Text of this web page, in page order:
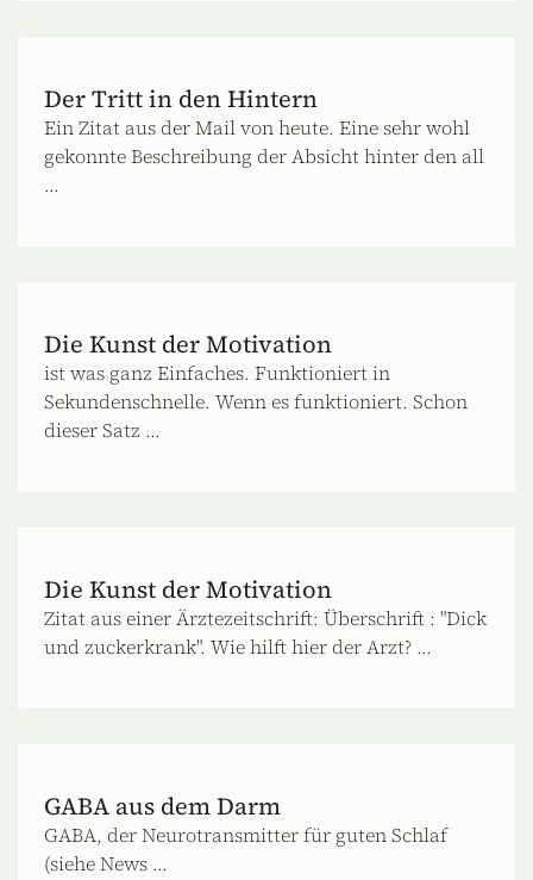
Der Tritt in den Hintern
Ein Zitat aus der Mail von heute. Eine sehr wohl
gekonnte Beschreibung der Absicht hinter den all
...
Die Kunst der Motivation
ist was ganz Einfaches. Funktioniert in
Sekundenschnelle. Wenn es funktioniert. Schon
dieser Satz ...
Die Kunst der Motivation
Zitat aus einer Ärztezeitschrift: Überschrift : "Dick
und zuckerkrank". Wie hilft hier der Arzt? ...
GABA aus dem Darm
GABA, der Neurotransmitter für guten Schlaf
(siehe News ...